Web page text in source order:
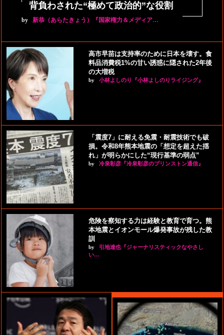
背負わされた“極めて政治的”な役割
by 新恭（あらたきょう）『国家権力＆メディア…
高市早苗は支持率のために日本を壊す。食
料品消費税1%の甘い誘惑に隠された2年後
の大増税
by 小林よしのり『小林よしのりライジング』
「震度7」に耐える免震・耐震技術でも破
損。令和8年熊本地震の「想定を超えた揺
れ」が明らかにした“現行基準の弱点”
by 冷泉彰彦『冷泉彰彦のプリンストン通信』
危険を察知する力は経験と教育で育つ。熊
本地震とイオンモール爆発事故が残した教
訓
by
引地達也『ジャーナリスティックなやさし
い…